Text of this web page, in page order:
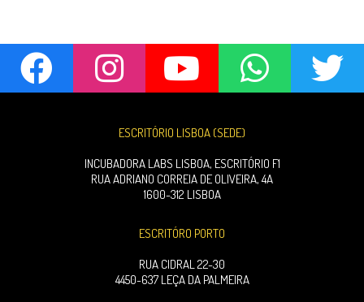
ESCRITÓRIO LISBOA (SEDE)
INCUBADORA LABS LISBOA, ESCRITÓRIO F1
RUA ADRIANO CORREIA DE OLIVEIRA, 4A
1600-312 LISBOA
ESCRITÓRO PORTO
RUA CIDRAL 22-30
4450-637 LEÇA DA PALMEIRA